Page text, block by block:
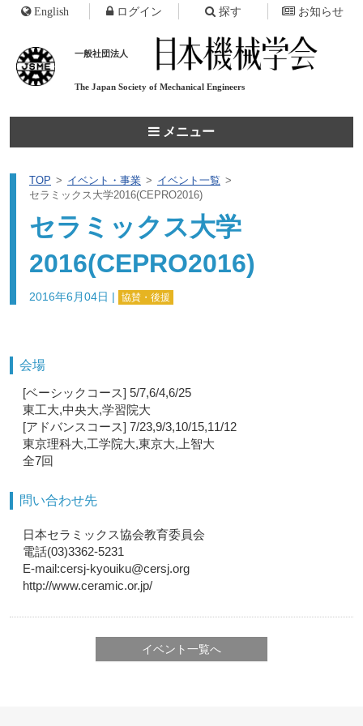
一般社団法人
The Japan Society of Mechanical Engineers
メニュー
English ログイン 探す お知らせ
TOP イベント・事業
イベント一覧
セラミックス大学2016(CEPRO2016)
セラミックス大学
2016(CEPRO2016)
2016年6月04日 | 協賛・後援
会場
[ベーシックコース] 5/7,6/4,6/25
東工大,中央大,学習院大
[アドバンスコース] 7/23,9/3,10/15,11/12
東京理科大,工学院大,東京大,上智大
全7回
問い合わせ先
日本セラミックス協会教育委員会
電話(03)3362-5231
E-mail:cersj-kyouiku@cersj.org
http://www.ceramic.or.jp/
イベント一覧へ